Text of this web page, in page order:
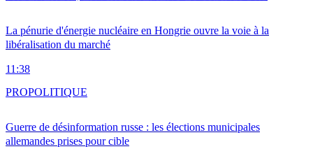
La pénurie d'énergie nucléaire en Hongrie ouvre la voie à la
libéralisation du marché
11:38
Guerre de désinformation russe : les élections municipales
allemandes prises pour cible
PROPOLITIQUE